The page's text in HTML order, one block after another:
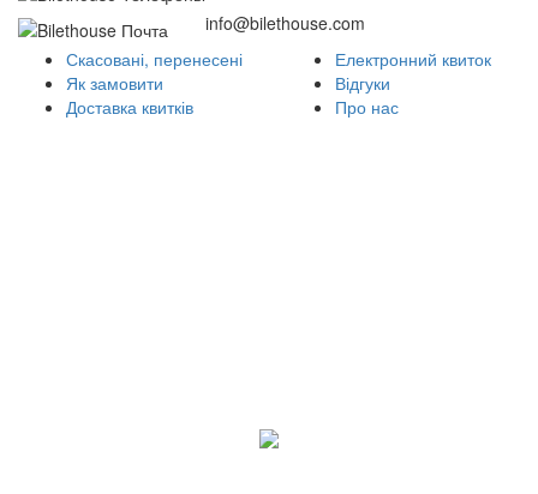
info@bilethouse.com
Скасовані, перенесені
Як замовити
Доставка квитків
Електронний квиток
Відгуки
Про нас